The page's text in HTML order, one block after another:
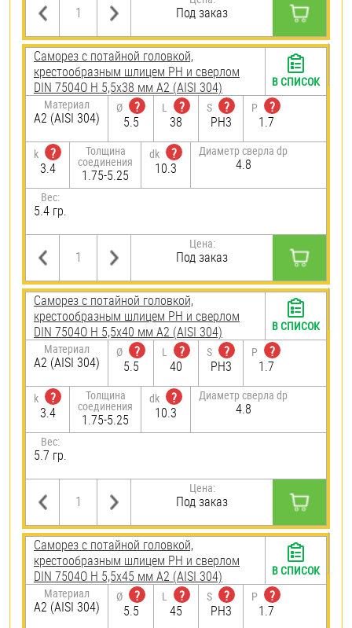
Под заказ
Саморез с потайной головкой,
крестообразным шлицем PH и сверлом
DIN 7504O H 5,5х38 мм А2 (AISI 304)
Материал
А2 (AISI 304)
Ø
?
5.5
L
?
38
S
?
PH3
P
?
1.7
k
?
3.4
Толщина
соединения
1.75-5.25
dk
?
10.3
Диаметр сверла dp
4.8
Вес:
5.4 гр.
Цена:
Под заказ
В СПИСОК
Саморез с потайной головкой,
крестообразным шлицем PH и сверлом
DIN 7504O H 5,5х40 мм А2 (AISI 304)
Материал
А2 (AISI 304)
Ø
?
5.5
L
?
40
S
?
PH3
P
?
1.7
k
?
3.4
Толщина
соединения
1.75-5.25
dk
?
10.3
Диаметр сверла dp
4.8
Вес:
5.7 гр.
Цена:
Под заказ
В СПИСОК
Саморез с потайной головкой,
крестообразным шлицем PH и сверлом
DIN 7504O H 5,5х45 мм А2 (AISI 304)
Материал
А2 (AISI 304)
Ø
?
5.5
L
?
45
S
?
PH3
P
?
1.7
В СПИСОК